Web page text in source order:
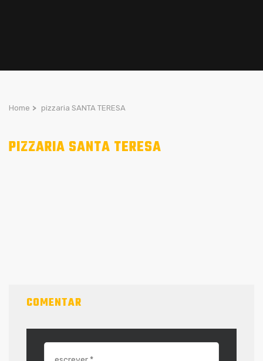
Home > pizzaria SANTA TERESA
PIZZARIA SANTA TERESA
COMENTAR